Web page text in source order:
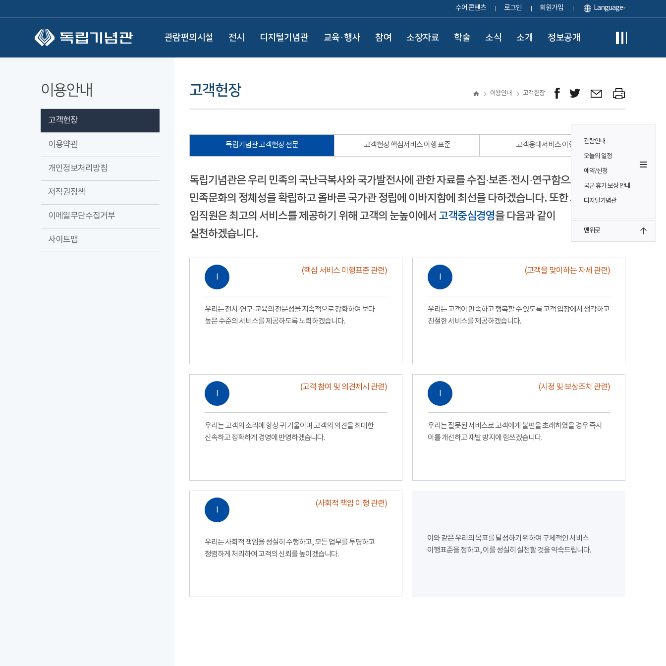
수어 콘텐츠 로그인 회원가입 Language
관람편의시설 전시 디지털기념관 교육·행사 참여 소장자료 학술 소식 소개 정보공개
관람안내
오늘의 일정
예약/신청
국군 휴가 보상 안내
디지털기념관
맨위로
이용안내
고객헌장
이용약관
개인정보처리방침
저작권정책
이메일무단수집거부
사이트맵
고객헌장 이용안내 고객헌장
독립기념관 고객헌장 전문 고객헌장 핵심서비스 이행 표준 고객응대서비스 이행 표준
독립기념관은 우리 민족의 국난극복사와 국가발전사에 관한 자료를 수집·보존·전시·연구함으로써
민족문화의 정체성을 확립하고 올바른 국가관 정립에 이바지함에 최선을 다하겠습니다. 또한 모든
임직원은 최고의 서비스를 제공하기 위해 고객의 눈높이에서 고객중심경영을 다음과 같이
실천하겠습니다.
Ⅰ
(핵심 서비스 이행표준 관련)
우리는 전시·연구·교육의 전문성을 지속적으로 강화하여 보다
높은 수준의 서비스를 제공하도록 노력하겠습니다.
Ⅰ
(고객을 맞이하는 자세 관련)
우리는 고객이 만족하고 행복할 수 있도록 고객 입장에서 생각하고
친절한 서비스를 제공하겠습니다.
Ⅰ
(고객 참여 및 의견제시 관련)
우리는 고객의 소리에 항상 귀 기울이며 고객의 의견을 최대한
신속하고 정확하게 경영에 반영하겠습니다.
Ⅰ
(시정 및 보상조치 관련)
우리는 잘못된 서비스로 고객에게 불편을 초래하였을 경우 즉시
이를 개선하고 재발 방지에 힘쓰겠습니다.
Ⅰ
(사회적 책임 이행 관련)
우리는 사회적 책임을 성실히 수행하고, 모든 업무를 투명하고
청렴하게 처리하여 고객의 신뢰를 높이겠습니다.
이와 같은 우리의 목표를 달성하기 위하여 구체적인 서비스
이행표준을 정하고, 이를 성실히 실천할 것을 약속드립니다.